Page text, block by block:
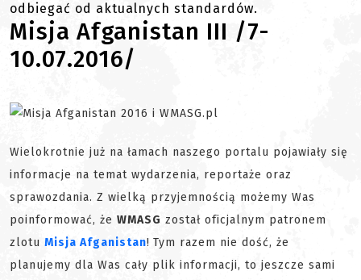
odbiegać od aktualnych standardów.
Misja Afganistan III /7-
10.07.2016/
Wielokrotnie już na łamach naszego portalu pojawiały się
informacje na temat wydarzenia, reportaże oraz
sprawozdania. Z wielką przyjemnością możemy Was
poinformować, że WMASG został oficjalnym patronem
zlotu Misja Afganistan! Tym razem nie dość, że
planujemy dla Was cały plik informacji, to jeszcze sami